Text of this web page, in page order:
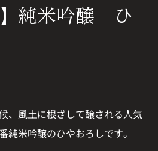
】純米吟醸 ひ
、風土に根ざして醸される人気
純米吟醸のひやおろしです。